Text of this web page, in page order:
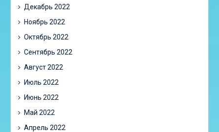
Декабрь 2022
Ноябрь 2022
Октябрь 2022
Сентябрь 2022
Август 2022
Июль 2022
Июнь 2022
Май 2022
Апрель 2022